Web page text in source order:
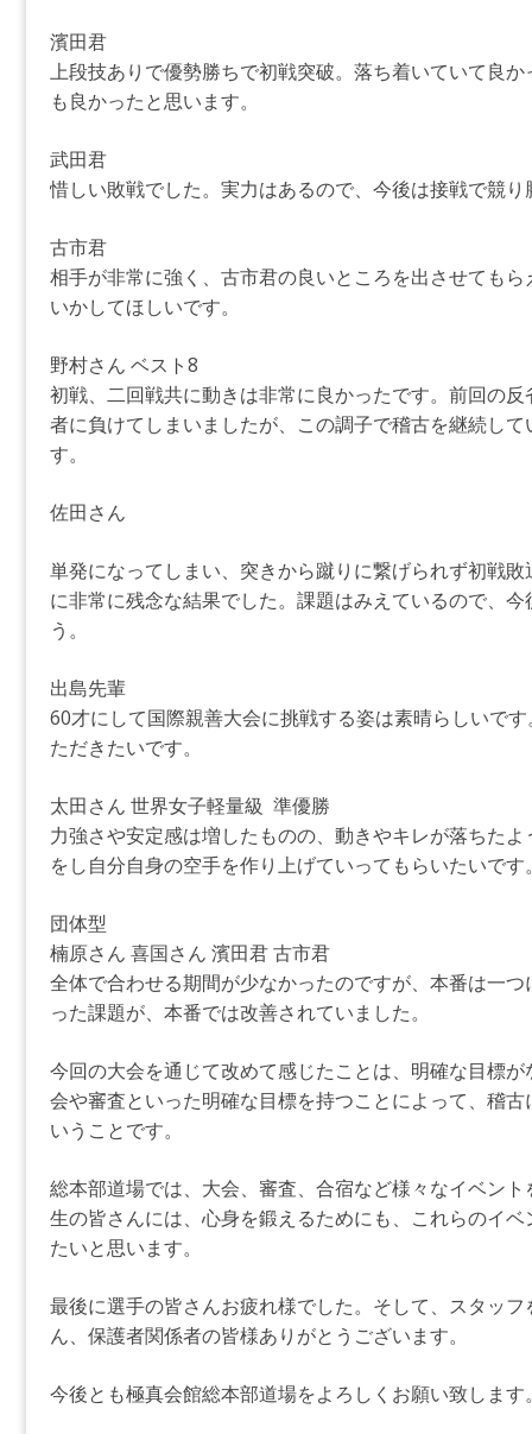
濱田君
上段技ありで優勢勝ちで初戦突破。落ち着いていて良
も良かったと思います。
武田君
惜しい敗戦でした。実力はあるので、今後は接戦で競
古市君
相手が非常に強く、古市君の良いところを出させても
いかしてほしいです。
野村さん ベスト8
初戦、二回戦共に動きは非常に良かったです。前回の
者に負けてしまいましたが、この調子で稽古を継続し
す。
佐田さん
単発になってしまい、突きから蹴りに繋げられず初戦
に非常に残念な結果でした。課題はみえているので、
う。
出島先輩
60才にして国際親善大会に挑戦する姿は素晴らしいで
ただきたいです。
太田さん 世界女子軽量級 準優勝
力強さや安定感は増したものの、動きやキレが落ちた
をし自分自身の空手を作り上げていってもらいたいです
団体型
楠原さん 喜国さん 濱田君 古市君
全体で合わせる期間が少なかったのですが、本番は一
った課題が、本番では改善されていました。
今回の大会を通じて改めて感じたことは、明確な目標
会や審査といった明確な目標を持つことによって、稽
いうことです。
総本部道場では、大会、審査、合宿など様々なイベン
生の皆さんには、心身を鍛えるためにも、これらのイ
たいと思います。
最後に選手の皆さんお疲れ様でした。そして、スタッ
ん、保護者関係者の皆様ありがとうございます。
今後とも極真会館総本部道場をよろしくお願い致します